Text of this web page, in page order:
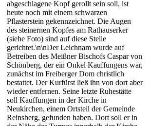
abgeschlagene Kopf gerollt sein soll, ist
heute noch mit einem schwarzen
Pflasterstein gekennzeichnet. Die Augen
des steinernen Kopfes am Rathauserker
(siehe Foto) sind auf diese Stelle
gerichtet.\n\nDer Leichnam wurde auf
Betreiben des Meißner Bischofs Caspar von
Schönberg, der ein Onkel Kauffungens war,
zunächst im Freiberger Dom christlich
bestattet. Der Kurfürst ließ ihn von dort aber
wieder entfernen. Seine letzte Ruhestätte
soll Kauffungen in der Kirche in
Neukirchen, einem Ortsteil der Gemeinde
Reinsberg, gefunden haben. Dort soll er in